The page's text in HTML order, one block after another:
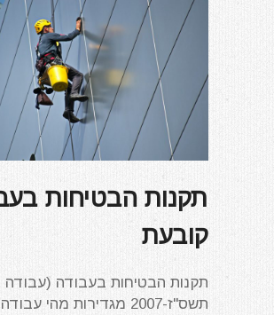
תקנות הבטיחות
קובעת
תקנות הבטיחות בעבודה (עבודה
תשס"ז-2007 מגדירות מהי